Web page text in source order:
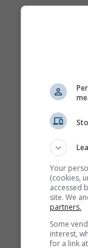
Your
(cookies,
accessed
site. We
partners.
Some
interest,
for a link